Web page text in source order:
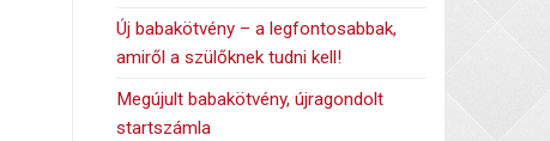
Új babakötvény – a legfontosabbak,
amiről a szülőknek tudni kell!
Megújult babakötvény, újragondolt
startszámla